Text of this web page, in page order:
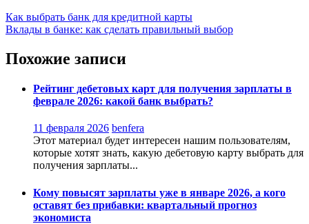
Навигация
по
записям
Как выбрать банк для кредитной карты
Вклады в банке: как сделать правильный выбор
Похожие записи
Рейтинг дебетовых карт для получения зарплаты в
феврале 2026: какой банк выбрать?
11 февраля 2026 benfera
Этот материал будет интересен нашим пользователям,
которые хотят знать, какую дебетовую карту выбрать для
получения зарплаты...
Кому повысят зарплаты уже в январе 2026, а кого
оставят без прибавки: квартальный прогноз
экономиста